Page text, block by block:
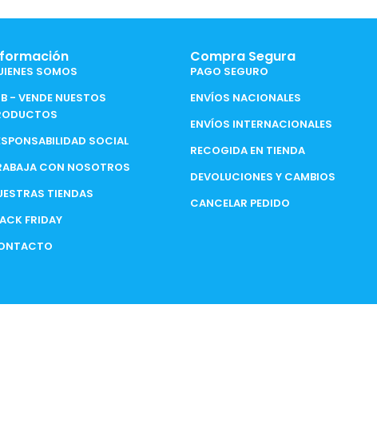
SOMOS
- VENDE NUESTOS
SOCIAL
CON NOSOTROS
TIENDAS
FRIDAY
Compra Segura
PAGO SEGURO
ENVÍOS NACIONALES
ENVÍOS INTERNACIONALES
RECOGIDA EN TIENDA
DEVOLUCIONES Y CAMBIOS
CANCELAR PEDIDO